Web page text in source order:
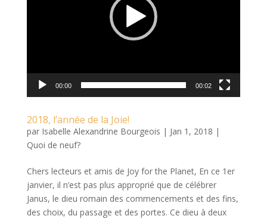
00:00 00:02
2018, l’année de la Joie!
par Isabelle Alexandrine Bourgeois | Jan 1, 2018 |
Quoi de neuf?
Chers lecteurs et amis de Joy for the Planet, En ce 1er
janvier, il n’est pas plus approprié que de célébrer
Janus, le dieu romain des commencements et des fins,
des choix, du passage et des portes. Ce dieu à deux